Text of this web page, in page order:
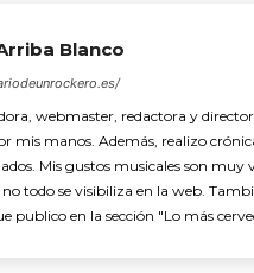
Blanco
webmaster, redactora y
mis manos. Además, realizo
Mis gustos musicales son
todo se visibiliza en la web.
publico en la sección "Lo más